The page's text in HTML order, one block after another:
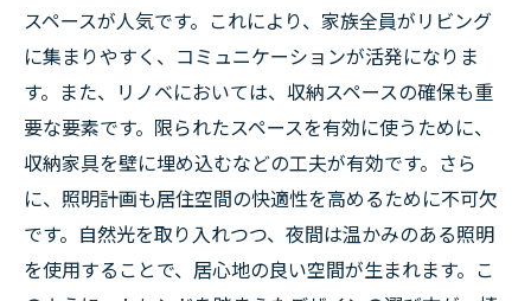
スペースが人気です。これにより、家族全員がリビング
に集まりやすく、コミュニケーションが活発になりま
す。また、リノベにおいては、収納スペースの確保も重
要な要素です。限られたスペースを有効に使うために、
収納家具を壁に埋め込むなどの工夫が有効です。さら
に、照明計画も居住空間の快適性を高めるために不可欠
です。自然光を取り入れつつ、夜間は温かみのある照明
を使用することで、居心地の良い空間が生まれます。こ